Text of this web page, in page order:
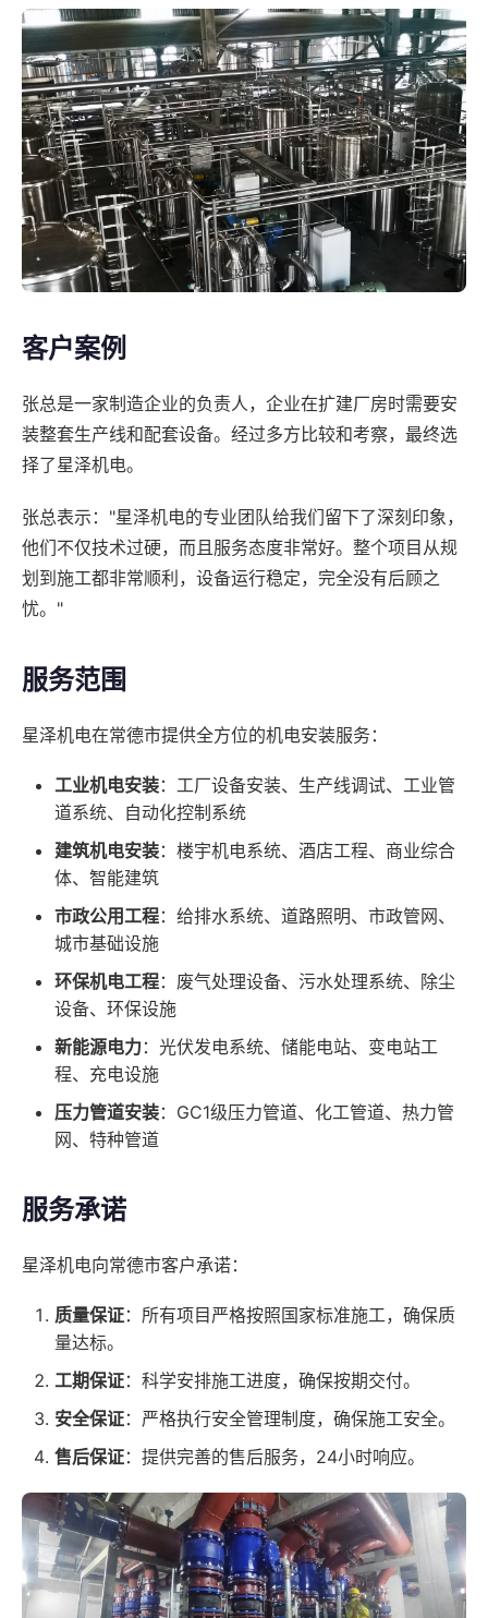
客户案例
张总是一家制造企业的负责人，企业在扩建厂房时需要安
装整套生产线和配套设备。经过多方比较和考察，最终选
择了星泽机电。
张总表示："星泽机电的专业团队给我们留下了深刻印象，
他们不仅技术过硬，而且服务态度非常好。整个项目从规
划到施工都非常顺利，设备运行稳定，完全没有后顾之
忧。"
服务范围
星泽机电在常德市提供全方位的机电安装服务：
工业机电安装：工厂设备安装、生产线调试、工业管
道系统、自动化控制系统
建筑机电安装：楼宇机电系统、酒店工程、商业综合
体、智能建筑
市政公用工程：给排水系统、道路照明、市政管网、
城市基础设施
环保机电工程：废气处理设备、污水处理系统、除尘
设备、环保设施
新能源电力：光伏发电系统、储能电站、变电站工
程、充电设施
压力管道安装：GC1级压力管道、化工管道、热力管
网、特种管道
服务承诺
星泽机电向常德市客户承诺：
质量保证：所有项目严格按照国家标准施工，确保质
量达标。
工期保证：科学安排施工进度，确保按期交付。
安全保证：严格执行安全管理制度，确保施工安全。
售后保证：提供完善的售后服务，24小时响应。